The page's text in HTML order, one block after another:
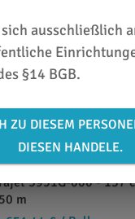
Orajet Car-
3951G-000 - 137
m
ausschließlich
§14 BGB.
ZU DIESEM
DIESEN HANDELE.